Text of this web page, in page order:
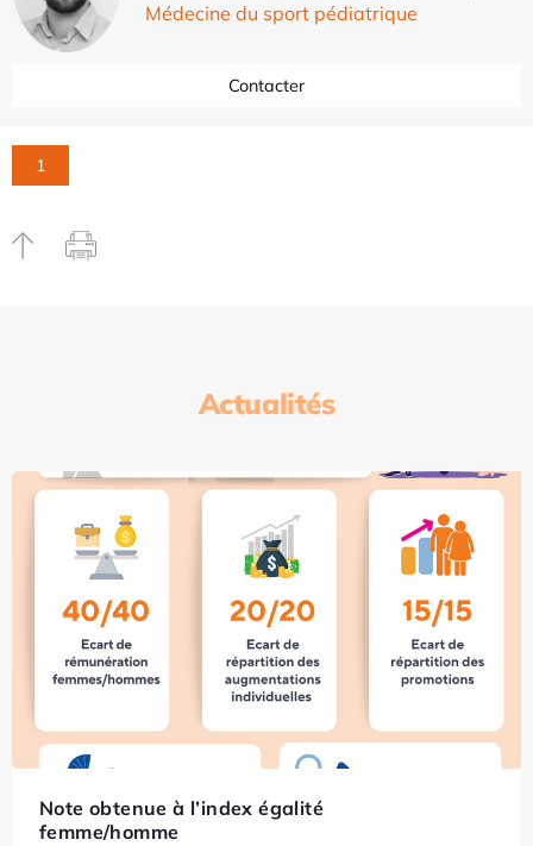
Médecine du sport pédiatrique
Contacter
1
Actualités
Note obtenue à l’index égalité
femme/homme